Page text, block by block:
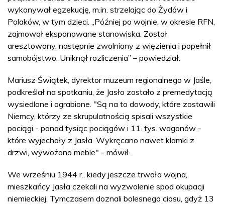
wykonywał egzekucję, m.in. strzelając do Żydów i
Polaków, w tym dzieci. „Później po wojnie, w okresie RFN,
zajmował eksponowane stanowiska. Został
aresztowany, następnie zwolniony z więzienia i popełnił
samobójstwo. Uniknął rozliczenia” – powiedział.
Mariusz Świątek, dyrektor muzeum regionalnego w Jaśle,
podkreślał na spotkaniu, że Jasło zostało z premedytacją
wysiedlone i ograbione. "Są na to dowody, które zostawili
Niemcy, którzy ze skrupulatnością spisali wszystkie
pociągi - ponad tysiąc pociągów i 11. tys. wagonów -
które wyjechały z Jasła. Wykręcano nawet klamki z
drzwi, wywożono meble" - mówił.
We wrześniu 1944 r., kiedy jeszcze trwała wojna,
mieszkańcy Jasła czekali na wyzwolenie spod okupacji
niemieckiej. Tymczasem doznali bolesnego ciosu, gdyż 13